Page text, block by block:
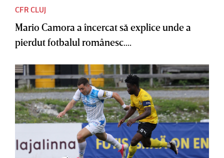
CFR CLUJ
Mario Camora a încercat să explice unde a
pierdut fotbalul românesc....